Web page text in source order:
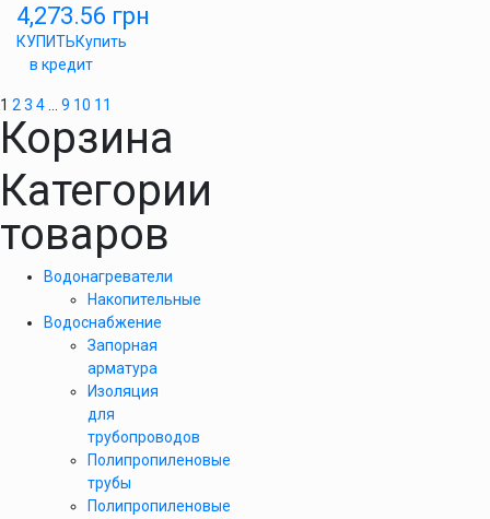
4,273.56 грн
КУПИТЬКупить
в кредит
1 2 3 4 9 10 11
Корзина
Категории
товаров
Водонагреватели
Накопительные
Водоснабжение
Запорная
арматура
Изоляция
для
трубопроводов
Полипропиленовые
трубы
Полипропиленовые